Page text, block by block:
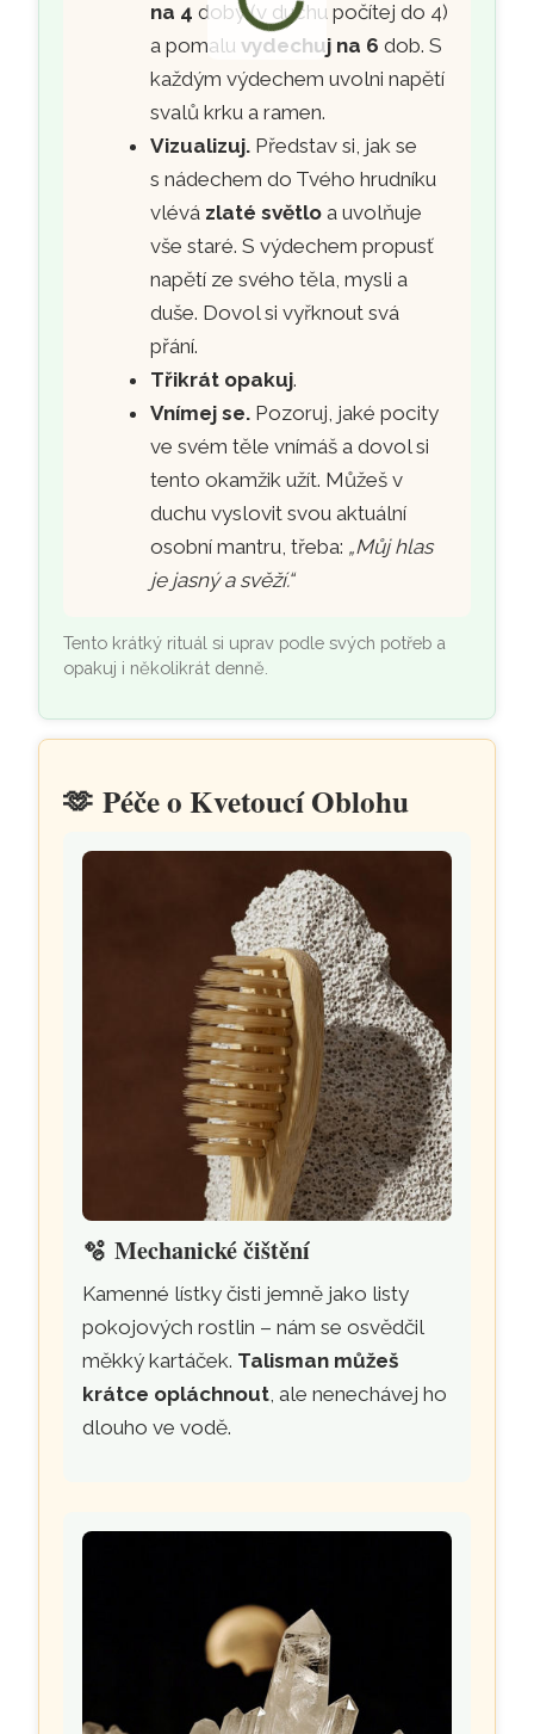
na 4 doby (v duchu počítej do 4)
a pomaluvydechuj na 6 dob. S
každým výdechem uvolni napětí
svalů krku a ramen.
Vizualizuj. Představ si, jak se
s nádechem do Tvého hrudníku
vlévá zlaté světlo a uvolňuje
vše staré. S výdechem propusť
napětí ze svého těla, mysli a
duše. Dovol si vyřknout svá
přání.
Třikrát opakuj.
Vnímej se. Pozoruj, jaké pocity
ve svém těle vnímáš a dovol si
tento okamžik užít. Můžeš v
duchu vyslovit svou aktuální
osobní mantru, třeba: „Můj hlas
je jasný a svěží.“
Tento krátký rituál si uprav podle svých potřeb a
opakuj i několikrát denně.
🫶Péče o Kvetoucí Oblohu
🫧Mechanické čištění
Kamenné lístky čisti jemně jako listy
pokojových rostlin – nám se osvědčil
měkký kartáček. Talisman můžeš
krátce opláchnout , ale nenechávej ho
dlouho ve vodě.